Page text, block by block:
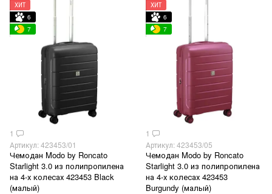
ХИТ
6
7
1
Артикул: 423453/01
Чемодан Modo by Roncato
Starlight 3.0 из полипропилена
на 4-х колесах 423453 Black
(малый)
ХИТ
6
7
1
Артикул: 423453/05
Чемодан Modo by Roncato
Starlight 3.0 из полипропилена
на 4-х колесах 423453
Burgundy (малый)